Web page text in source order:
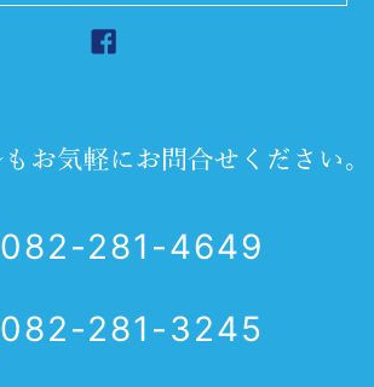
082-281-4649
082-281-3245